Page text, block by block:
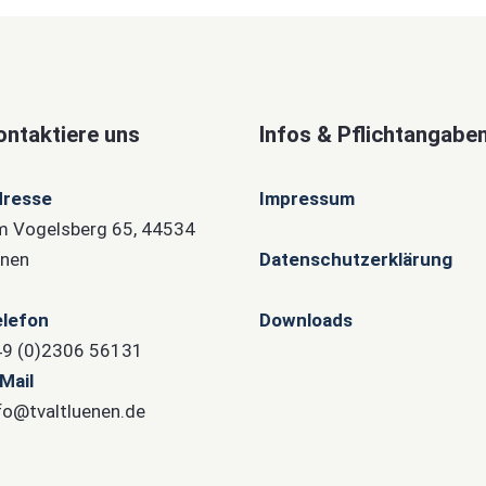
uns
Vogelsberg 65, 44534
(0)2306 56131
Infos &
Impressum
Datenschutzerklärung
Downloads